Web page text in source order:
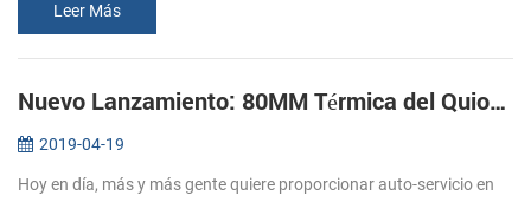
esp...Leer Más
Nuevo Lanzamiento: 80MM Térmica del Quiosco de la Impresora de recibos KP-320
2019-04-19
Hoy en día, más y más gente quiere proporcionar auto-servicio en